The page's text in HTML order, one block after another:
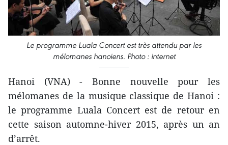
Le programme Luala Concert est très attendu par les
mélomanes hanoiens. Photo : internet
Hanoi (VNA) - Bonne nouvelle pour les
mélomanes de la musique classique de Hanoi :
le programme Luala Concert est de retour en
cette saison automne-hiver 2015, après un an
d’arrêt.